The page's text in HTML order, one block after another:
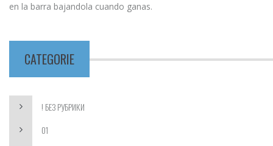
en la barra bajandola cuando ganas.
CATEGORIE
! БЕЗ РУБРИКИ
01